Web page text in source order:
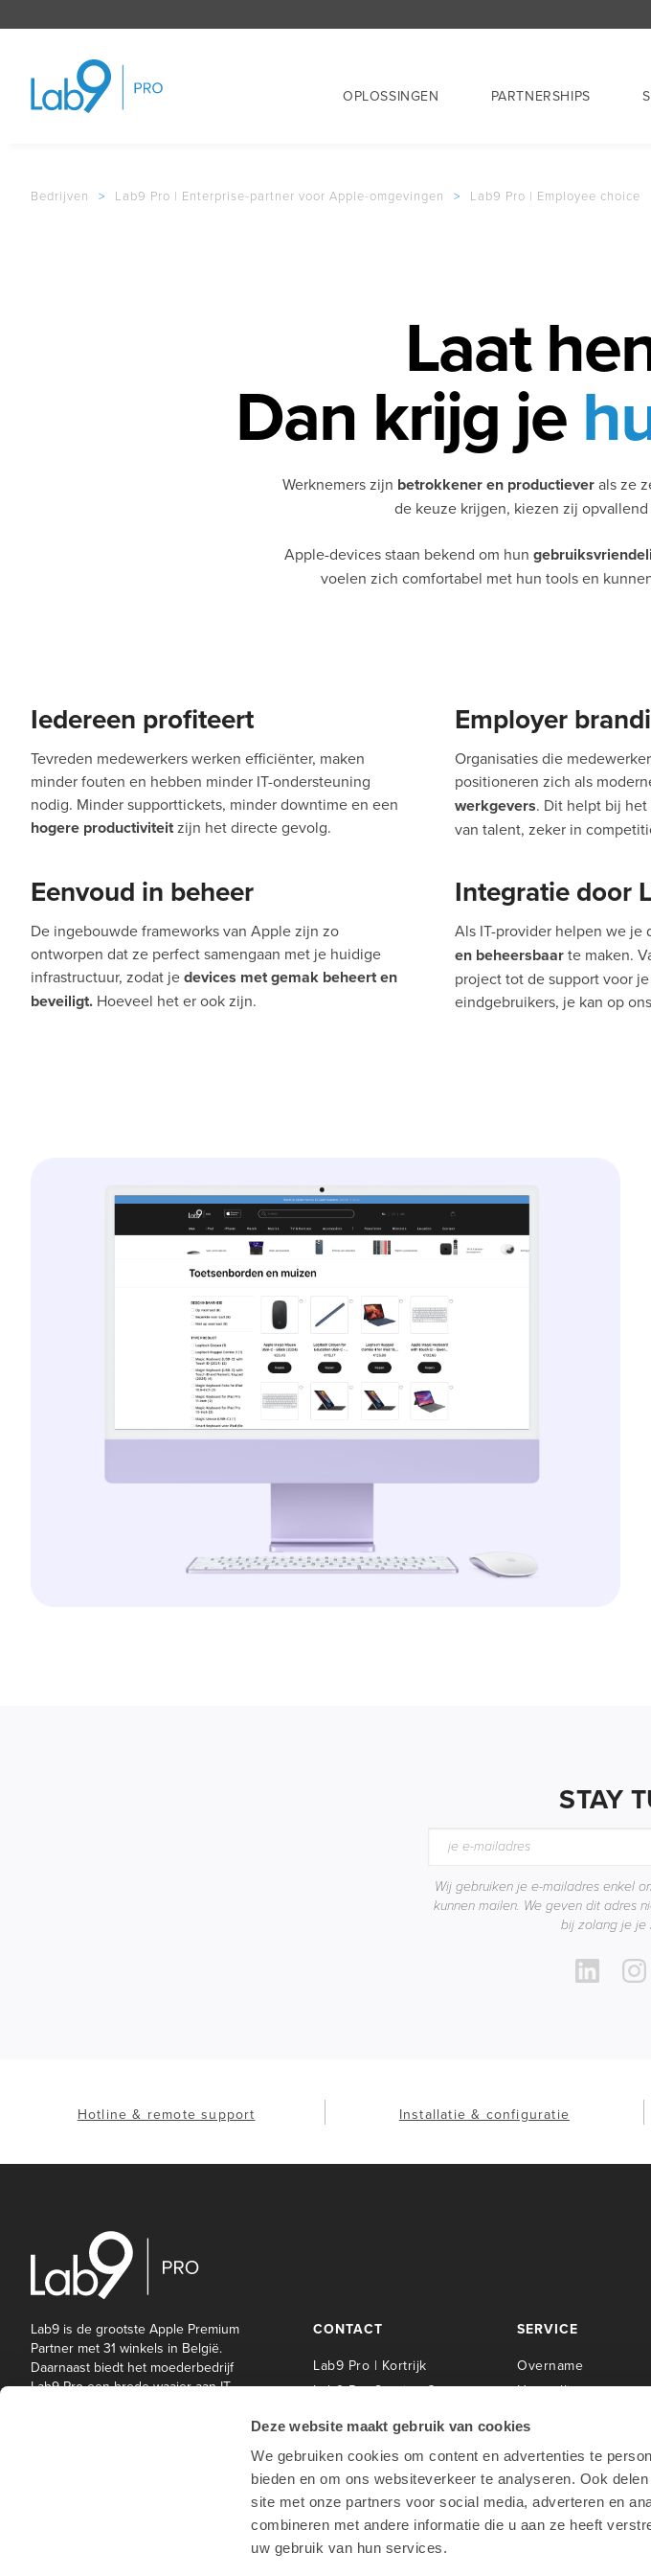
Deze website maakt gebruik van cookies
We gebruiken cookies om content en advertenties te
bieden en om ons websiteverkeer te analyseren. Ook
site met onze partners voor social media, adverteren en
combineren met andere informatie die u aan ze heeft
uw gebruik van hun services.
OPLOSSINGEN PARTNERSHIPS
Bedrijven > Lab9 Pro | Enterprise-partner voor Apple-omgevingen > Lab9 Pro | Employee choice
Laat
Dan krijg je
Werknemers zijn betrokkener en productieverals ze
de keuze krijgen, kiezen zij
Apple-devices staan bekend om hun
voelen zich comfortabel met hun tools en
Iedereen profiteert
Tevreden medewerkers werken efficiënter, maken
minder fouten en hebben minder IT-ondersteuning
nodig. Minder supporttickets, minder downtime en een
hogere productiviteitzijn het directe gevolg.
Employer
Organisaties die
positioneren zich als
werkgevers. Dit helpt bij
van talent, zeker in
Eenvoud in beheer
De ingebouwde frameworks van Apple zijn zo
ontworpen dat ze perfect samengaan met je huidige
infrastructuur, zodat jedevices met gemak beheert en
beveiligt. Hoeveel het er ook zijn.
Integratie door
Als IT-provider helpen we je
en beheersbaarte maken.
project tot de support voor
eindgebruikers, je kan op
STAY
Wij gebruiken je e-mailadres enkel
kunnen mailen. We geven dit adres
bij zolang je je
Hotline & remote support Installatie & configuratie
Lab9 is de grootste Apple Premium
Partner met 31 winkels in België.
Daarnaast biedt het moederbedrijf
Lab9 Pro een brede waaier aan IT-
CONTACT
Lab9 Pro | Kortrijk
Lab9 Pro Service Center
Lab9 Pro | Hasselt
Lab9 Pro | Antwerpen
Lab9 Pro | Waterloo
Lab9 winkels
SERVICE
Overname
Herstellingen
Opleidingen
Apple Financial
Teamviewer